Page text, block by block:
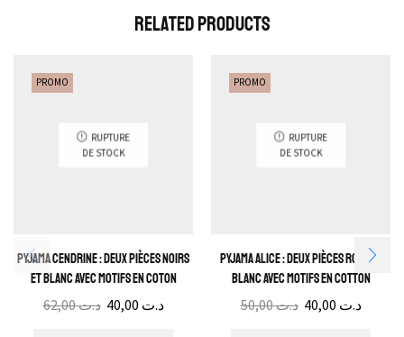
Related Products
PROMO
RUPTURE
DE STOCK
Pyjama Cendrine : Deux pièces noirs
et blanc avec motifs en coton
د.ت62,00 د.ت
PROMO
RUPTURE
DE STOCK
Pyjama Alice : Deux pièces rose et
blanc avec motifs en cotton
د.ت50,00 د.ت